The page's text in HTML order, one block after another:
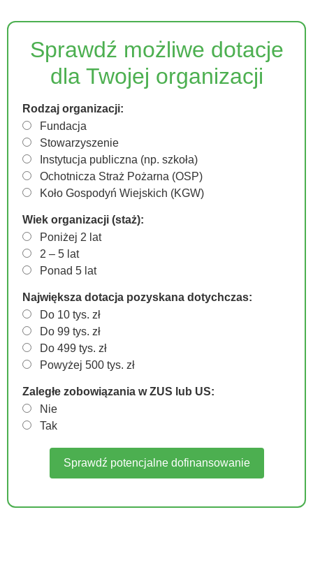
Sprawdź możliwe dotacje
dla Twojej organizacji
Rodzaj organizacji:
Fundacja
Stowarzyszenie
Instytucja publiczna (np. szkoła)
Ochotnicza Straż Pożarna (OSP)
Koło Gospodyń Wiejskich (KGW)
Wiek organizacji (staż):
Poniżej 2 lat
2 – 5 lat
Ponad 5 lat
Największa dotacja pozyskana dotychczas:
Do 10 tys. zł
Do 99 tys. zł
Do 499 tys. zł
Powyżej 500 tys. zł
Zaległe zobowiązania w ZUS lub US:
Nie
Tak
Sprawdź potencjalne dofinansowanie